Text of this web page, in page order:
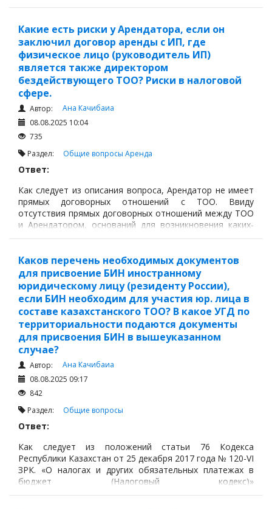
Какие есть риски у Арендатора, если он
заключил договор аренды с ИП, где
физическое лицо (руководитель ИП)
является также директором
бездействующего ТОО? Риски в налоговой
сфере.
Автор:
Ана Качибаиа
08.08.2025 10:04
735
Раздел: Общие вопросы Аренда
Ответ:
Как следует из описания вопроса, Арендатор не имеет
прямых договорных отношений с ТОО. Ввиду
отсутствия прямых договорных отношений между ТОО
и Арендатором, оснований для возникновения каких-
либо рисков со стороны ТОО не усматриваются.
Каков перечень необходимых документов
для присвоение БИН иностранному
юридическому лицу (резиденту России),
если БИН необходим для участия юр. лица в
составе казахстанского ТОО? В какое УГД по
территориальности подаются документы
для присвоения БИН в вышеуказанном
случае?
Автор:
Ана Качибаиа
08.08.2025 09:17
842
Раздел: Общие вопросы
Ответ:
Как следует из положений статьи 76 Кодекса
Республики Казахстан от 25 декабря 2017 года № 120-VI
ЗРК. «О налогах и других обязательных платежах в
бюджет (Налоговый кодекс)»
https://adilet.zan.kz/rus/docs/K1700000120и других